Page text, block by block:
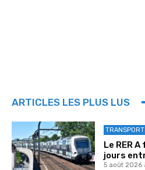
ARTICLES LES PLUS LUS
Le RER
jours
5 août 2026